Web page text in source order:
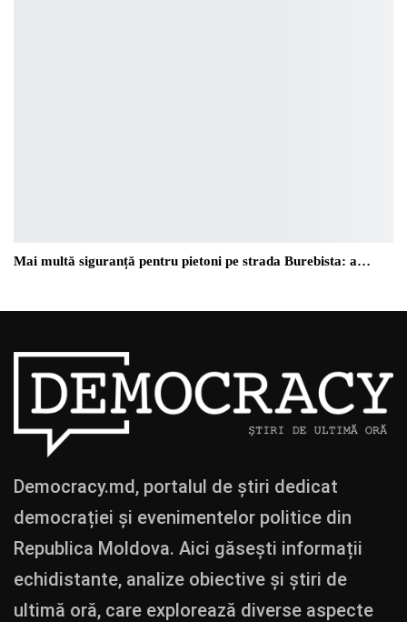
Mai multă siguranță pentru pietoni pe strada Burebista: a…
Democracy.md, portalul de știri dedicat
democrației și evenimentelor politice din
Republica Moldova. Aici găsești informații
echidistante, analize obiective și știri de
ultimă oră, care explorează diverse aspecte